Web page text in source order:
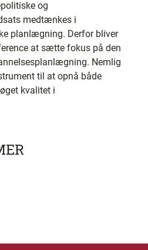
og
medtænkes i
planlægning. Derfor bliver
at sætte fokus på den
Nemlig
til at opnå både
kvalitet i